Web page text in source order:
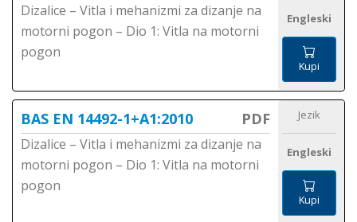
Dizalice – Vitla i mehanizmi za dizanje na
motorni pogon – Dio 1: Vitla na motorni
pogon
Engleski
Kupi
BAS EN 14492-1+A1:2010 PDF
Dizalice – Vitla i mehanizmi za dizanje na
motorni pogon – Dio 1: Vitla na motorni
pogon
Jezik
Engleski
Kupi